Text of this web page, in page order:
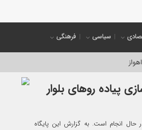
سیاسی فرهنگی
پیاده رو‌های بلوار
حال انجام است. به گزارش این پایگاه